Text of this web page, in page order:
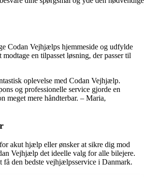
Codan Vejhjælps hjemmeside og udfylde
en tilpasset løsning, der passer til
oplevelse med Codan Vejhjælp.
og professionelle service gjorde en
meget mere håndterbar. – Maria,
akut hjælp eller ønsker at sikre dig mod
Vejhjælp det ideelle valg for alle bilejere.
få den bedste vejhjælpsservice i Danmark.